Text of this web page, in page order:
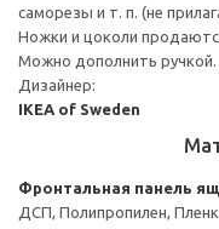
саморезы и т. п. (не
Ножки и цоколи
Можно дополнить ручкой.
Дизайнер:
IKEA of Sweden
Фронтальная панель
ДСП, Полипропилен,